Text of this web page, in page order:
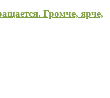
Громче, ярче,